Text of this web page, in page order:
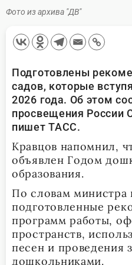
Фото из архива "ДВ"
Подготовлены
садов, которые
2026 года. Об этом
просвещения России
пишет ТАСС.
Кравцов напомнил,
объявлен Годом
образования.
По словам министра
подготовленные
программ работы,
пространств,
песен и проведения
дошкольниками.